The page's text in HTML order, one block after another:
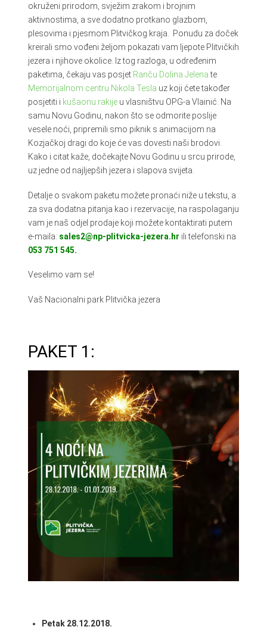
okruženi prirodom, svježim zrakom i brojnim
aktivnostima, a sve dodatno protkano glazbom,
plesovima i pjesmom Plitvičkog kraja. Ponudu za doček
kreirali smo vođeni željom pokazati vam ljepote Plitvičkih
jezera i njihove okolice. Iz tog razloga, u određenim
paketima, čekaju vas posjet Ranču Dolina Jelenate
Memorijalnom centru Nikola Tesla uz koji ćete također
posjetiti i kušaonu rakijeu vlasništvu OPG-a Vlainić. Na
samu Novu Godinu, nakon što se odmorite poslije
vesele noći, pripremili smo piknik s animacijom na
Kozjačkoj dragi do koje će vas dovesti naši brodovi.
Kako i citat kaže, dočekajte Novu Godinu u srcu prirode,
uz jedne od najljepših jezera i slapova svijeta.
Detalje o svakom paketu možete pronaći niže u tekstu, a
za sva dodatna pitanja kao i rezervacije, na raspolaganju
vam je naš odjel prodaje koji možete kontaktirati putem
e-maila: sales2@np-plitvicka-jezera.hr ili telefonski na
053 751 545.
Veselimo vam se!
Vaš Nacionalni park Plitvička jezera
PAKET 1:
Petak 28.12.2018.